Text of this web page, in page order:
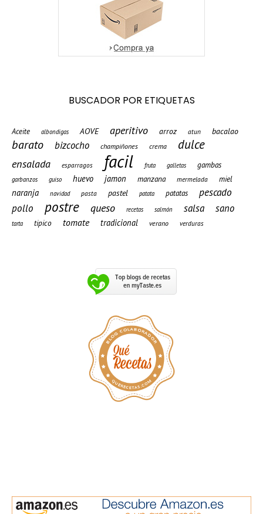
BUSCADOR POR ETIQUETAS
Aceite albondigas AOVE aperitivo arroz atun bacalao
barato bizcocho champiñones crema dulce
ensalada esparragos facil fruta galletas gambas
garbanzos guiso huevo jamon manzana mermelada miel
naranja navidad pasta pastel patata patatas pescado
pollo postre queso recetas salmón salsa sano
tarta tipico tomate tradicional verano verduras